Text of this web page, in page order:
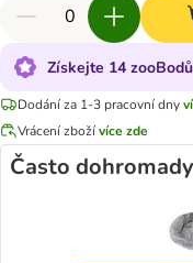
Získejte 14
Dodání za 1-3 pracovní dny
Vrácení zbožívíce zde
Často